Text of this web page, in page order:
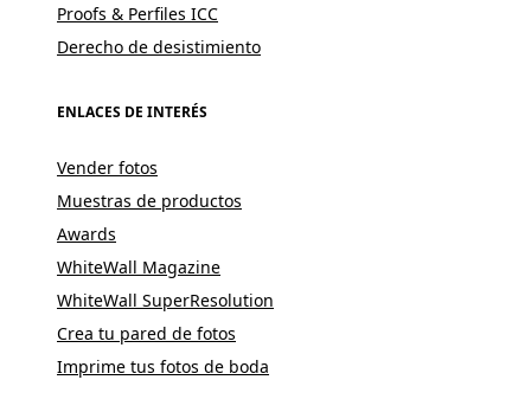
Proofs & Perfiles ICC
Derecho de desistimiento
ENLACES DE INTERÉS
Vender fotos
Muestras de productos
Awards
WhiteWall Magazine
WhiteWall SuperResolution
Crea tu pared de fotos
Imprime tus fotos de boda